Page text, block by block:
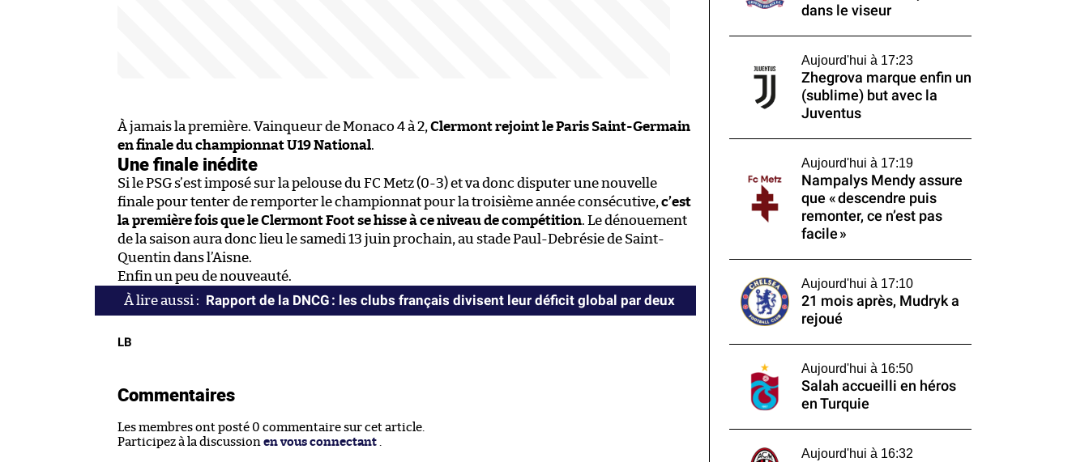
À jamais la première. Vainqueur de Monaco 4 à 2, Clermont rejoint le Paris Saint-Germain
en finale du championnat U19 National.
Une finale inédite
Si le PSG s’est imposé sur la pelouse du FC Metz (0-3) et va donc disputer une nouvelle
finale pour tenter de remporter le championnat pour la troisième année consécutive, c’est
la première fois que le Clermont Foot se hisse à ce niveau de compétition. Le dénouement
de la saison aura donc lieu le samedi 13 juin prochain, au stade Paul-Debrésie de Saint-
Quentin dans l’Aisne.
Enfin un peu de nouveauté.
Rapport de la DNCG : les clubs français divisent leur déficit global par deux
LB
Commentaires
Les membres ont posté 0 commentaire sur cet article.
Participez à la discussion en vous connectant
dans le viseur
Aujourd'hui à 17:23
Zhegrova marque enfin un
(sublime) but avec la
Juventus
Aujourd'hui à 17:19
Nampalys Mendy assure
que « descendre puis
remonter, ce n’est pas
facile »
Aujourd'hui à 17:10
21 mois après, Mudryk a
rejoué
Aujourd'hui à 16:50
Salah accueilli en héros
en Turquie
Aujourd'hui à 16:32